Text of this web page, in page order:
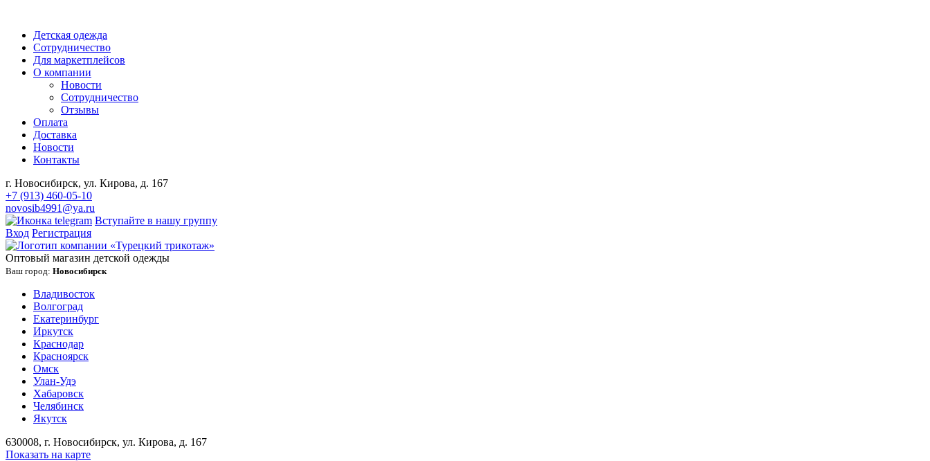
Детская одежда
Сотрудничество
Для маркетплейсов
О компании
Новости
Сотрудничество
Отзывы
Оплата
Доставка
Новости
Контакты
г. Новосибирск, ул. Кирова, д. 167
+7 (913) 460-05-10
novosib4991@ya.ru
Вступайте в нашу группу
Вход Регистрация
Оптовый магазин детской одежды
Ваш город: Новосибирск
Владивосток
Волгоград
Екатеринбург
Иркутск
Краснодар
Красноярск
Омск
Улан-Удэ
Хабаровск
Челябинск
Якутск
630008, г. Новосибирск, ул. Кирова, д. 167
Показать на карте